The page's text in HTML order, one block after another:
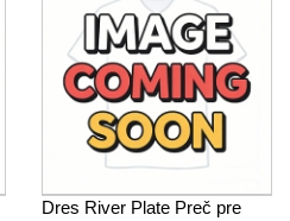
Dres River Plate Preč pre